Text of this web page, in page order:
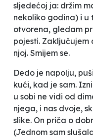
sljedećoj ja: držim
nekoliko godina) i u
otvorena, gledam
pojesti. Zaključujem
njoj. Smijem se.
Dedo je napolju,
kući, kad je sam.
u sobi ne vidi od
njega, i nas dvoje,
slike. On priča o
(Jednom sam